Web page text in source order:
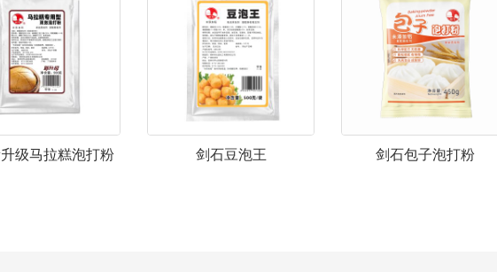
级马拉糕泡打粉 剑石豆泡王 剑石包子泡打粉